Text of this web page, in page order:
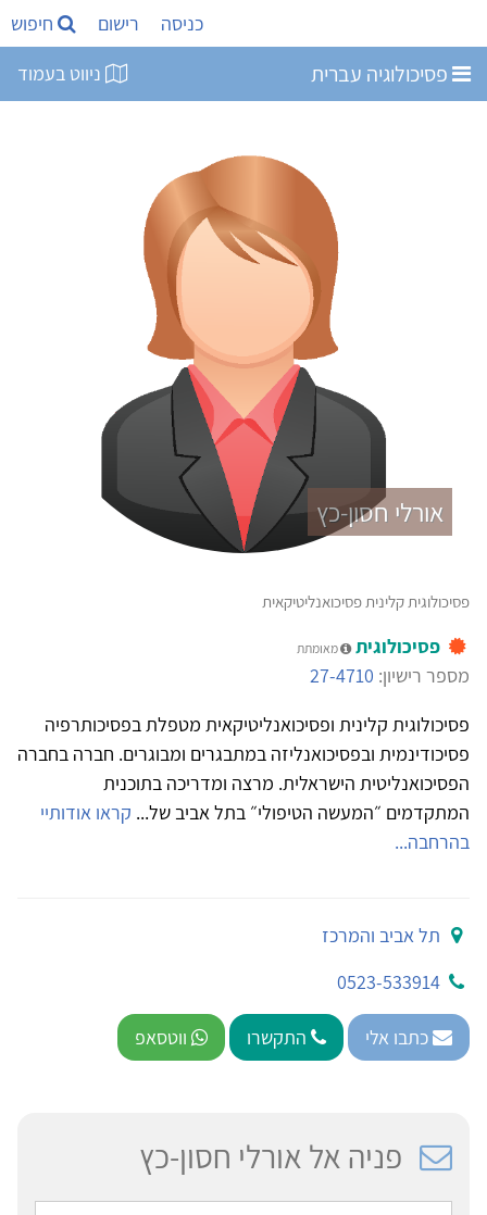
כניסה רישום חיפוש
פסיכולוגיה עברית ניווט בעמוד
אורלי חסון-כץ
פסיכולוגית קלינית פסיכואנליטיקאית
פסיכולוגית מאומתת
מספר רישיון: 27-4710
פסיכולוגית קלינית ופסיכואנליטיקאית מטפלת בפסיכותרפיה
פסיכודינמית ובפסיכואנליזה במתבגרים ומבוגרים. חברה בחברה
הפסיכואנליטית הישראלית. מרצה ומדריכה בתוכנית
המתקדמים ״המעשה הטיפולי״ בתל אביב של... קראו אודותיי
בהרחבה...
תל אביב והמרכז
0523-533914
כתבו אלי התקשרו ווטסאפ
פניה אל אורלי חסון-כץ